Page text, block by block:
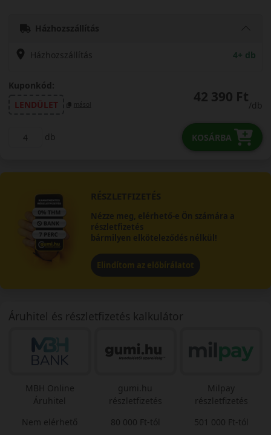
Házhozszállítás
Házhozszállítás 4+ db
Kuponkód:
LENDÜLET
másol 42 390 Ft
/db
db KOSÁRBA
RÉSZLETFIZETÉS
Nézze meg, elérhető-e Ön számára a
részletfizetés
bármilyen elköteleződés nélkül!
Elindítom az előbírálatot
Áruhitel és részletfizetés kalkulátor
MBH Online
Áruhitel
Nem elérhető
gumi.hu
részletfizetés
80 000 Ft-tól
Milpay
részletfizetés
501 000 Ft-tól